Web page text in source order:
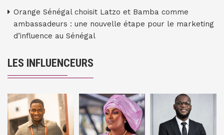
Orange Sénégal choisit Latzo et Bamba comme
ambassadeurs : une nouvelle étape pour le marketing
d’influence au Sénégal
LES INFLUENCEURS